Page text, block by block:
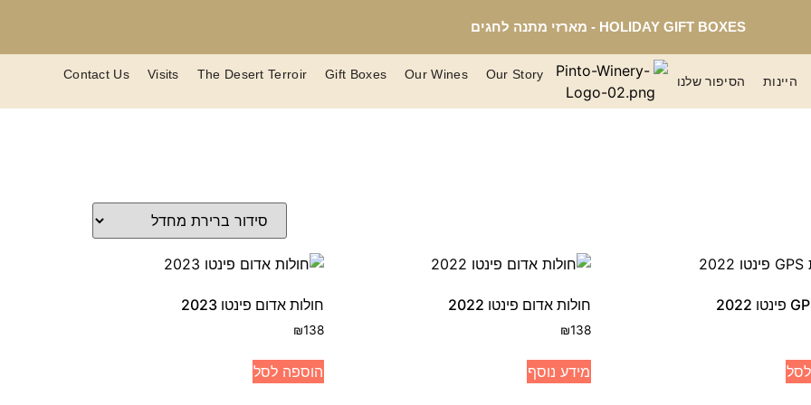
HOLIDAY GIFT BOXES - מארזי מתנה לחגים
היינות הסיפור שלנו
Our Story
Our Wines
Gift Boxes
The Desert Terroir
Visits
Contact Us
חולות אדום פינטו 2022
₪138
מידע נוסף
חולות אדום פינטו 2023
₪138
הוספה לסל